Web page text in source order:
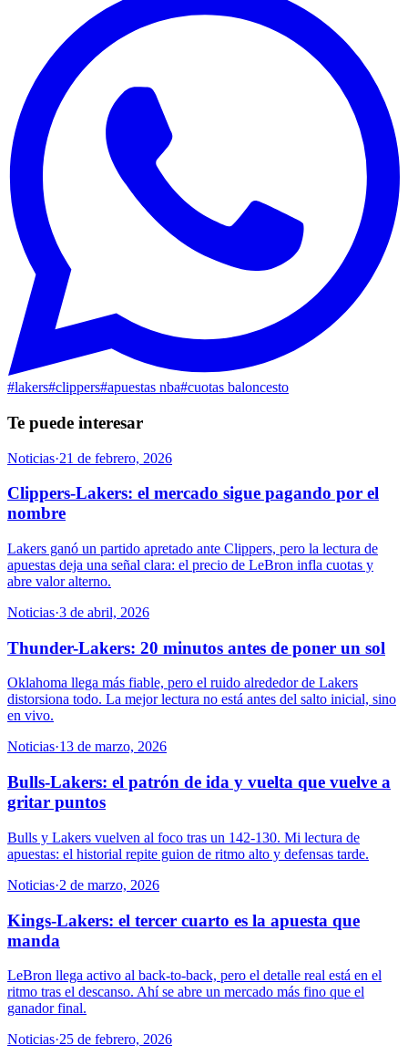
#lakers#clippers#apuestas nba#cuotas baloncesto
Te puede interesar
Noticias·21 de febrero, 2026
Clippers-Lakers: el mercado sigue pagando por el
nombre
Lakers ganó un partido apretado ante Clippers, pero la lectura de
apuestas deja una señal clara: el precio de LeBron infla cuotas y
abre valor alterno.
Noticias·3 de abril, 2026
Thunder-Lakers: 20 minutos antes de poner un sol
Oklahoma llega más fiable, pero el ruido alrededor de Lakers
distorsiona todo. La mejor lectura no está antes del salto inicial, sino
en vivo.
Noticias·13 de marzo, 2026
Bulls-Lakers: el patrón de ida y vuelta que vuelve a
gritar puntos
Bulls y Lakers vuelven al foco tras un 142-130. Mi lectura de
apuestas: el historial repite guion de ritmo alto y defensas tarde.
Noticias·2 de marzo, 2026
Kings-Lakers: el tercer cuarto es la apuesta que
manda
LeBron llega activo al back-to-back, pero el detalle real está en el
ritmo tras el descanso. Ahí se abre un mercado más fino que el
ganador final.
Noticias·25 de febrero, 2026